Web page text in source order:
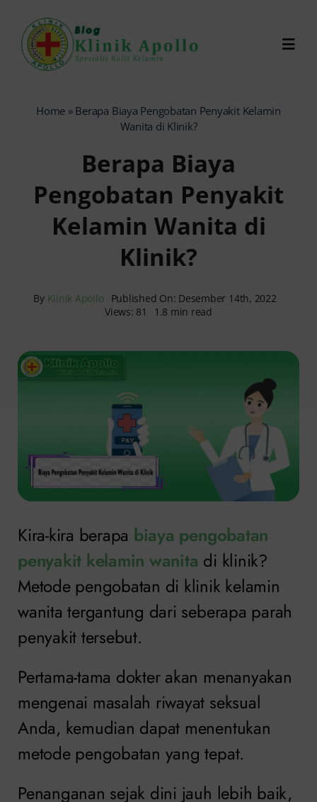
content
Reservasi Online
Home » Berapa Biaya Pengobatan Penyakit Kelamin
Wanita di Klinik?
Berapa Biaya
Pengobatan Penyakit
Kelamin Wanita di
Klinik?
By Klinik Apollo
Published On: Desember 14th, 2022
Views: 81
1.8 min read
Kira-kira berapa biaya pengobatan
penyakit kelamin wanita di klinik?
Metode pengobatan di klinik kelamin
wanita tergantung dari seberapa parah
penyakit tersebut.
Pertama-tama dokter akan menanyakan
mengenai masalah riwayat seksual
Anda, kemudian dapat menentukan
metode pengobatan yang tepat.
Penanganan sejak dini jauh lebih baik,